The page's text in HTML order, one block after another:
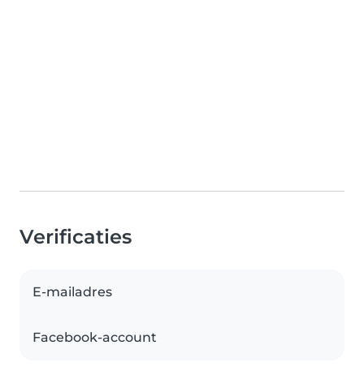
Verificaties
E-mailadres
Facebook-account